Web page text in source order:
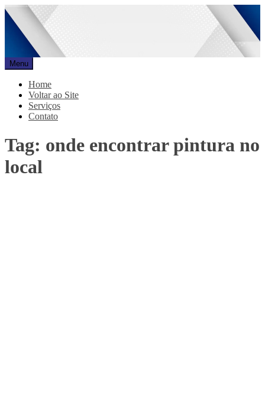
Pular
para
conteúdo
Promar
Blog
Menu
Home
Voltar ao Site
Serviços
Contato
Tag: onde encontrar pintura no
local